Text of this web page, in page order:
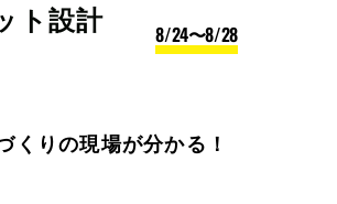
ト設計
8/24〜8/28
くりの現場が分かる！